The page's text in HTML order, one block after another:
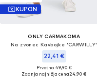
KUPON
ONLY CARMAKOMA
Na zvonec Kavbojke 'CARWILLY'
22,41 €
Prvotno: 49,90 €
Zadnja najnižja cena24,90 €